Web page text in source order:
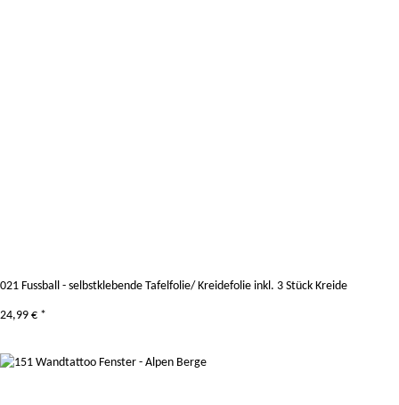
021 Fussball - selbstklebende Tafelfolie/ Kreidefolie inkl. 3 Stück Kreide
24,99 € *